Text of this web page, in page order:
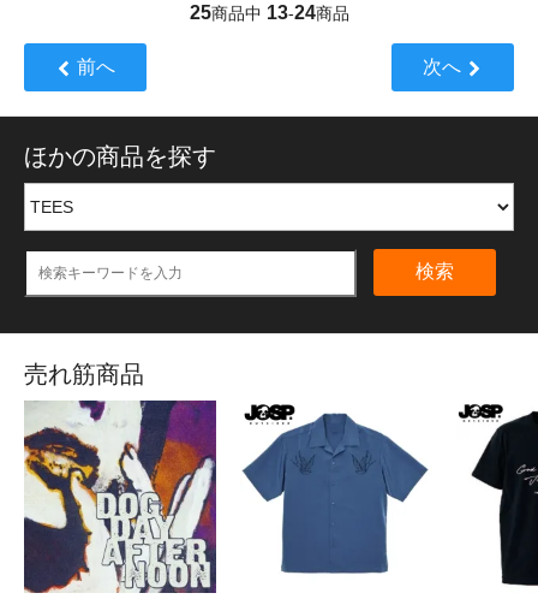
25商品中 13-24商品
前へ 次へ
ほかの商品を探す
検索
売れ筋商品